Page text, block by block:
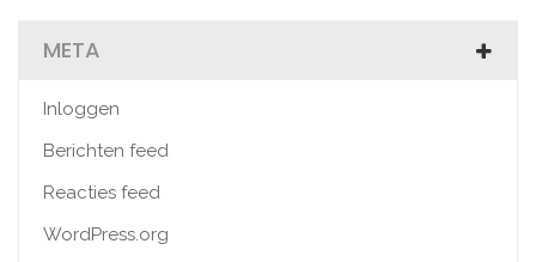
META
Inloggen
Berichten feed
Reacties feed
WordPress.org